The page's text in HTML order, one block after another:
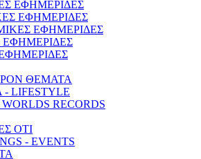
ΕΦΗΜΕΡΙΔΕΣ
ΕΦΗΜΕΡΙΔΕΣ
ΕΦΗΜΕΡΙΔΕΣ
ΕΦΗΜΕΡΙΔΕΣ
ΘΕΜΑΤΑ
LIFESTYLE
RECORDS
ΟΤΙ
- EVENTS